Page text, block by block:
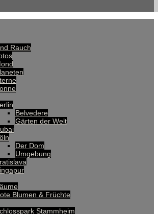
Rauch
Belvedere
Gärten der Welt
Der Dom
Umgebung
Blumen & Früchte
Stammheim